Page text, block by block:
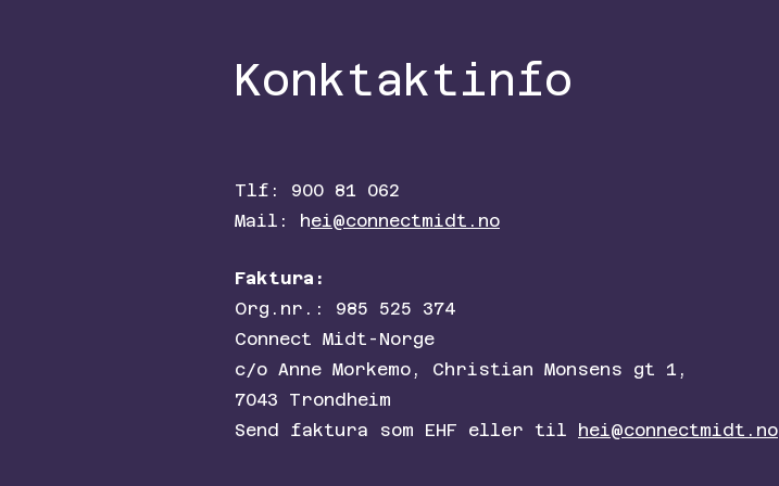
Konktaktinfo
Tlf: 900 81 062
Mail: hei@connectmidt.no
Faktura:
Org.nr.: 985 525 374
Connect Midt-Norge
c/o Anne Morkemo, Christian Monsens gt 1,
7043 Trondheim
Send faktura som EHF eller til hei@connectmidt.no